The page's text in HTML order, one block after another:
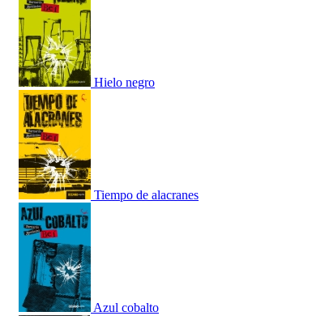
Hielo negro
Tiempo de alacranes
Azul cobalto